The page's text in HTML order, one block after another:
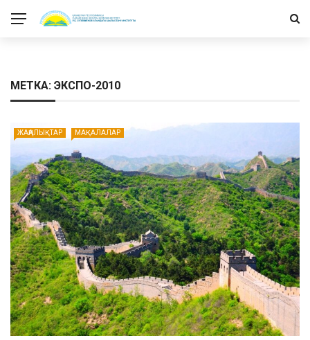
МЕТКА: ЭКСПО-2010
ЖАҢАЛЫҚТАР МАҚАЛАЛАР